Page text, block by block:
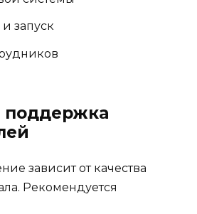
запуск
поддержка
зависит от качества
Рекомендуется